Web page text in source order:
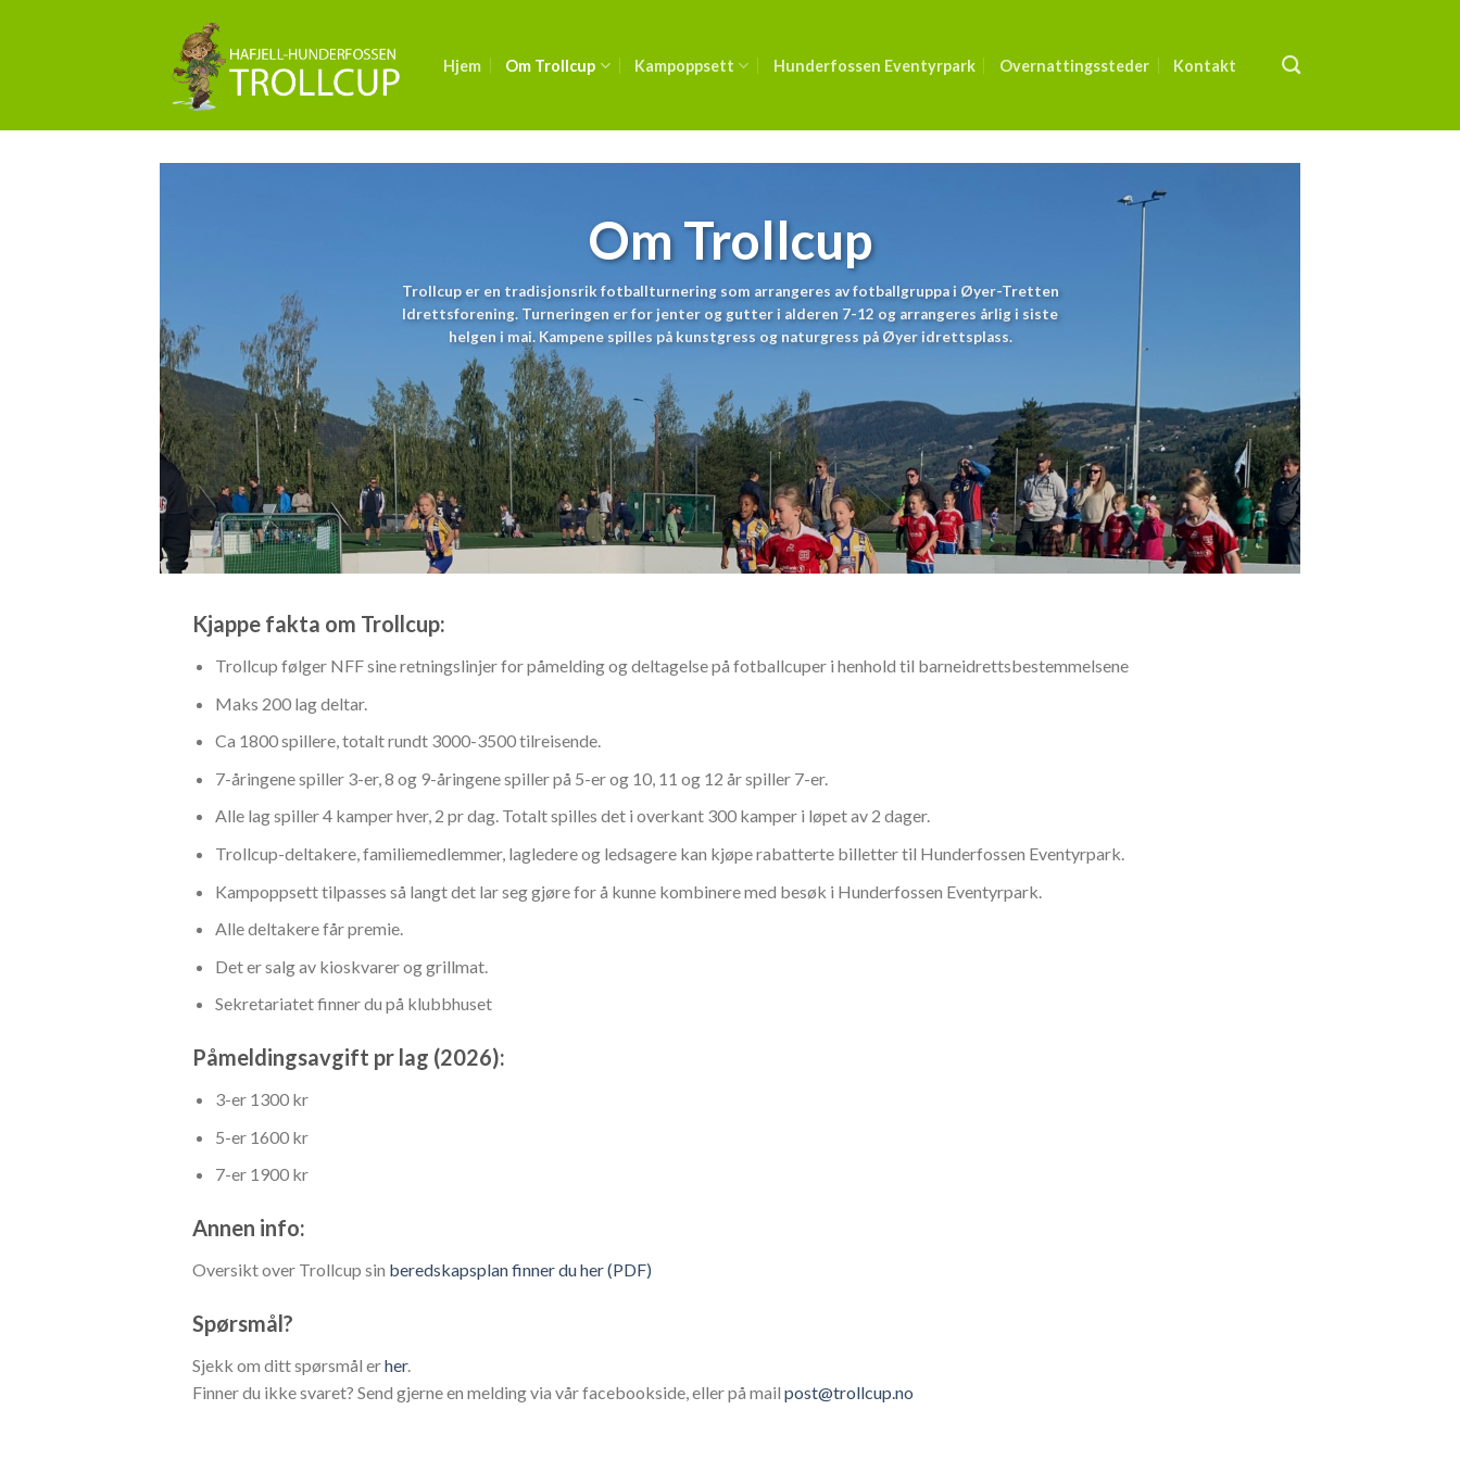
Hjem Om Trollcup Kampoppsett Hunderfossen Eventyrpark Overnattingssteder Kontakt
Om Trollcup
Trollcup er en tradisjonsrik fotballturnering som arrangeres av fotballgruppa i Øyer-Tretten
Idrettsforening. Turneringen er for jenter og gutter i alderen 7-12 og arrangeres årlig i siste
helgen i mai. Kampene spilles på kunstgress og naturgress på Øyer idrettsplass.
Kjappe fakta om Trollcup:
Trollcup følger NFF sine retningslinjer for påmelding og deltagelse på fotballcuper i henhold til barneidrettsbestemmelsene
Maks 200 lag deltar.
Ca 1800 spillere, totalt rundt 3000-3500 tilreisende.
7-åringene spiller 3-er, 8 og 9-åringene spiller på 5-er og 10, 11 og 12 år spiller 7-er.
Alle lag spiller 4 kamper hver, 2 pr dag. Totalt spilles det i overkant 300 kamper i løpet av 2 dager.
Trollcup-deltakere, familiemedlemmer, lagledere og ledsagere kan kjøpe rabatterte billetter til Hunderfossen Eventyrpark.
Kampoppsett tilpasses så langt det lar seg gjøre for å kunne kombinere med besøk i Hunderfossen Eventyrpark.
Alle deltakere får premie.
Det er salg av kioskvarer og grillmat.
Sekretariatet finner du på klubbhuset
Påmeldingsavgift pr lag (2026):
3-er 1300 kr
5-er 1600 kr
7-er 1900 kr
Annen info:
Oversikt over Trollcup sin beredskapsplan finner du her (PDF)
Spørsmål?
Sjekk om ditt spørsmål erher.
Finner du ikke svaret? Send gjerne en melding via vår facebookside, eller på mail post@trollcup.no